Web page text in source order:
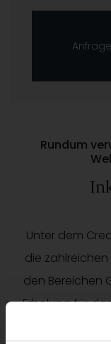
Rundum
Unter dem
die zahlreichen
den Bereichen
Erholung für
und